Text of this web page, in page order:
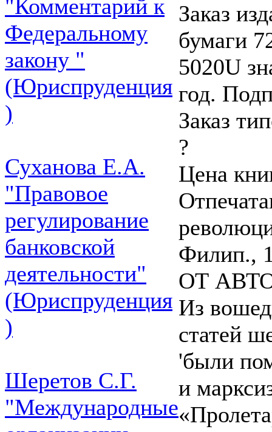
"Комментарий к
Федеральному
закону "
(Юриспруденция
)
Суханова Е.А.
"Правовое
регулирование
банковской
деятельности"
(Юриспруденция
)
Шеретов С.Г.
"Международные
Заказ
бумаги
5020U
год.
Заказ
?
Цена
Филип.,
ОТ
Из
статей
'были
и